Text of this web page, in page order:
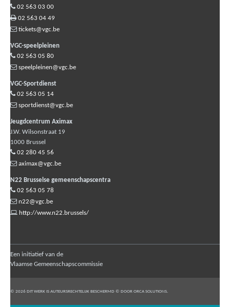
02 563 03 00
02 563 04 49
tickets@vgc.be
VGC-speelpleinen
02 563 05 80
speelpleinen@vgc.be
VGC-Sportdienst
02 563 05 14
sportdienst@vgc.be
Jeugdcentrum Aximax
J.W. Wilsonstraat 19
1000 Brussel
02 280 45 56
aximax@vgc.be
N22 Brusselse gemeenschapscentra
02 563 05 78
n22@vgc.be
http://www.n22.brussels/
Een initiatief van de
Vlaamse Gemeenschapscommissie
© 2026 DIT WERK IS AUTEURSRECHTELIJK BESCHERMD © DOOR ORCA SOLUTIONS.